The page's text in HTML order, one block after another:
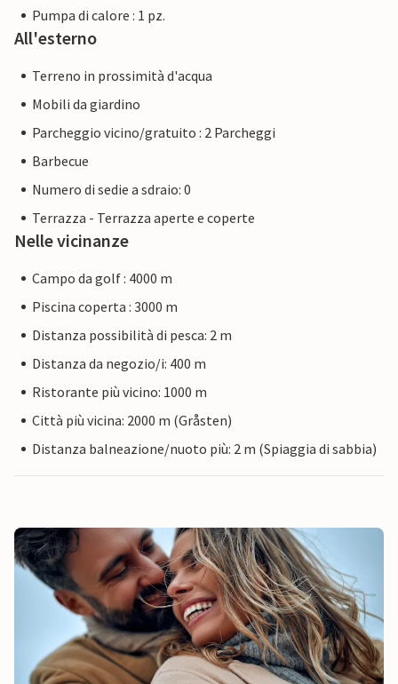
Pumpa di calore : 1 pz.
All'esterno
Terreno in prossimità d'acqua
Mobili da giardino
Parcheggio vicino/gratuito : 2 Parcheggi
Barbecue
Numero di sedie a sdraio: 0
Terrazza - Terrazza aperte e coperte
Nelle vicinanze
Campo da golf : 4000 m
Piscina coperta : 3000 m
Distanza possibilità di pesca: 2 m
Distanza da negozio/i: 400 m
Ristorante più vicino: 1000 m
Città più vicina: 2000 m (Gråsten)
Distanza balneazione/nuoto più: 2 m (Spiaggia di sabbia)